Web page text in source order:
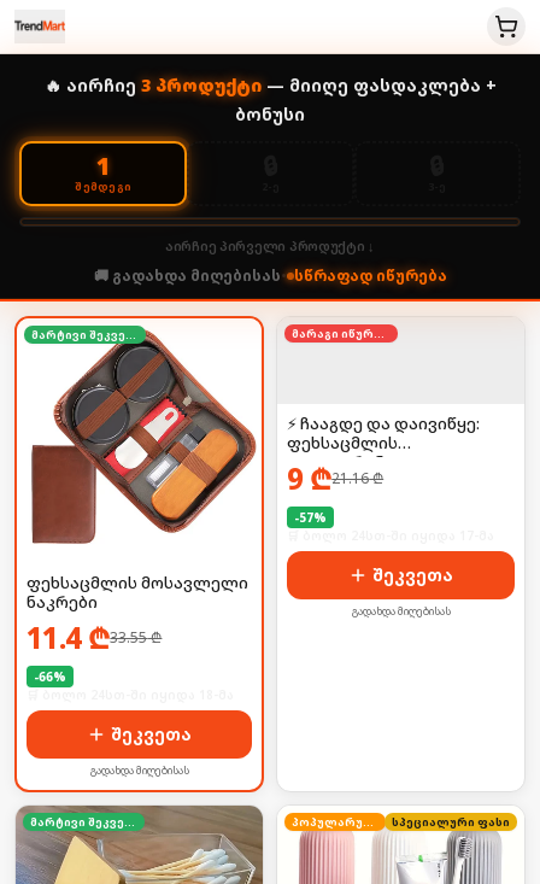
🔥 აირჩიე 3პროდუქტი— მიიღე ფასდაკლება +
ბონუსი
1
ᲨᲔᲛᲓᲔᲒᲘ
აირჩიე პირველი პროდუქტი ↓
🚚 გადახდა მიღებისას• სწრაფად იწურება
მარტივი შეკვეთა
ფეხსაცმლის მოსავლელი
ნაკრები
11.4₾33.55₾
-66%
შეკვეთა
გადახდა მიღებისას
მარაგი იწურება
⚡ ჩააგდე და დაივიწყე:
ფეხსაცმლის
დეოდორანტი
9 ₾21.16₾
-57%
შეკვეთა
გადახდა მიღებისას
მარტივი შეკვეთა პოპულარული სპეციალური ფასი